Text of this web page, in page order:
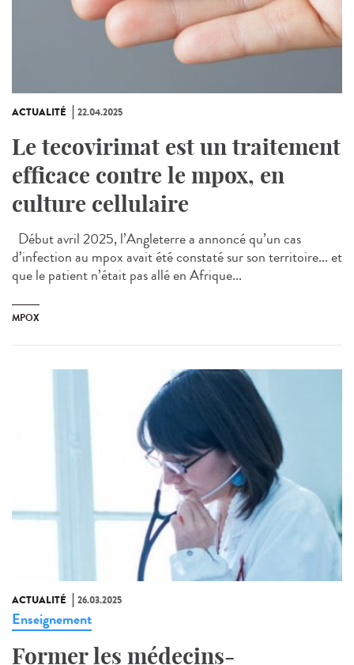
ACTUALITÉ 22.04.2025
Le tecovirimat est un traitement
efficace contre le mpox, en
culture cellulaire
Début avril 2025, l’Angleterre a annoncé qu’un cas
d’infection au mpox avait été constaté sur son territoire... et
que le patient n’était pas allé en Afrique...
MPOX
ACTUALITÉ 26.03.2025
Enseignement
Former les médecins-